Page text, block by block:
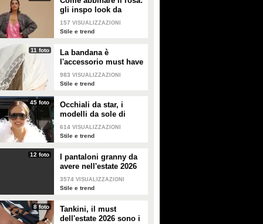
gli inspo look da
copiare
157 VISUALIZZAZIONI
Stile e trend
11 foto
La bandana è
l'accessorio must have
dell'estate 2026: i
modelli di tendenza
983 VISUALIZZAZIONI
Stile e trend
45 foto
Occhiali da star, i
modelli da sole di
tendenza per l'estate
2026
614 VISUALIZZAZIONI
Stile e trend
12 foto
I pantaloni granny da
avere nell'estate 2026
3574 VISUALIZZAZIONI
Stile e trend
8 foto
Tankini, il must
dell'estate 2026 sono i